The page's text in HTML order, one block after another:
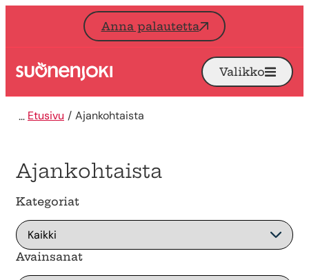
Siirry sisältöön
Anna palautetta
Etusivu Avaa
Valikko
Etusivu Ajankohtaista
Ajankohtaista
Kategoriat
Avainsanat